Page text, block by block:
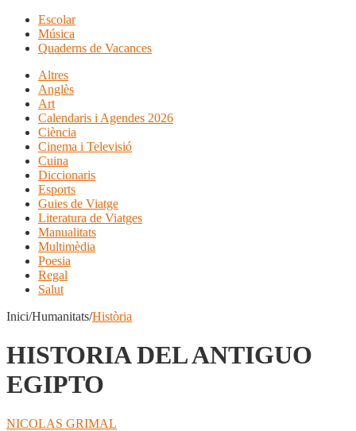
Escolar
Música
Quaderns de Vacances
Altres
Anglès
Art
Calendaris i Agendes 2026
Ciència
Cinema i Televisió
Cuina
Diccionaris
Esports
Guies de Viatge
Literatura de Viatges
Manualitats
Multimèdia
Poesia
Regal
Salut
Inici/Humanitats/Història
HISTORIA DEL ANTIGUO
EGIPTO
NICOLAS GRIMAL